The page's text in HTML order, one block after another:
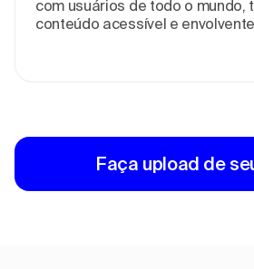
com usuários de todo o mundo,
conteúdo acessível e
Faça upload de